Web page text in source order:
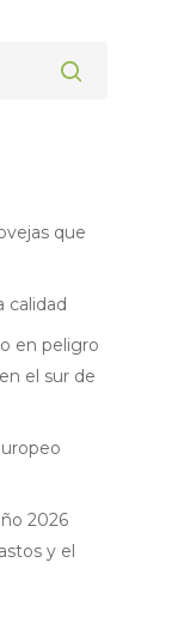
que
calidad
en peligro
el sur de
2026
y el